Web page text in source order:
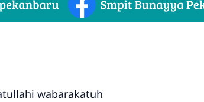
wabarakatuh